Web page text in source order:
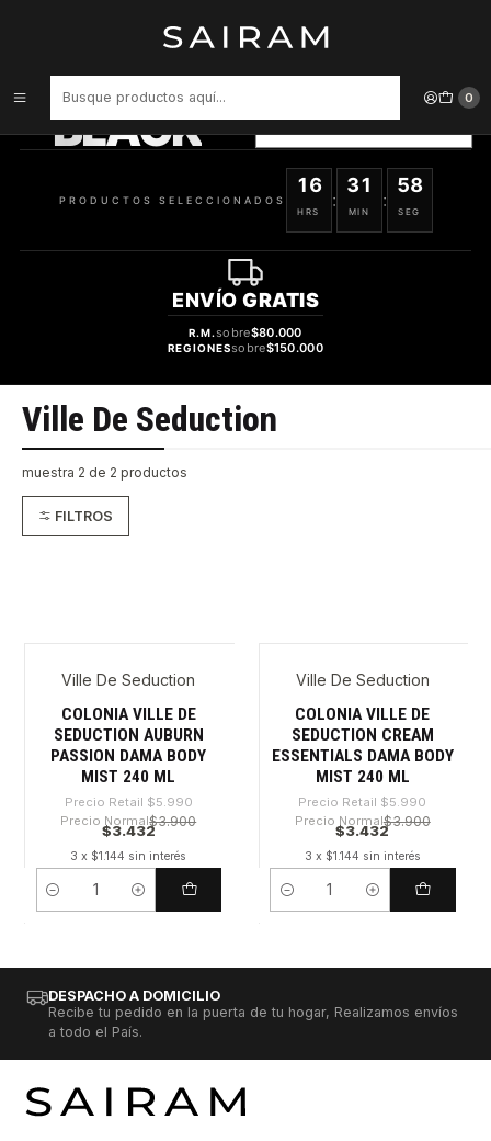
0
BLACK VER OFERTAS
PRODUCTOS SELECCIONADOS
16
HRS
:
31
MIN
:
58
SEG
ENVÍO GRATIS
R.M.sobre$80.000
REGIONESsobre$150.000
Ville De Seduction
muestra 2 de 2 productos
FILTROS
-42%
Ville De Seduction
COLONIA VILLE DE
SEDUCTION AUBURN
PASSION DAMA BODY
MIST 240 ML
Precio Retail $5.990
Precio Normal$3.900
$3.432
3 x $1.144 sin interés
Cantidad
-42%
Ville De Seduction
COLONIA VILLE DE
SEDUCTION CREAM
ESSENTIALS DAMA BODY
MIST 240 ML
Precio Retail $5.990
Precio Normal$3.900
$3.432
3 x $1.144 sin interés
Cantidad
DESPACHO A DOMICILIO
Recibe tu pedido en la puerta de tu hogar, Realizamos envíos
a todo el País.